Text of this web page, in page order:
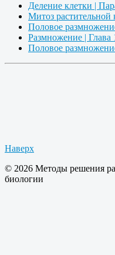
Деление клетки |
Митоз
Половое
Размножение | Глава
Половое
Наверх
© 2026 Методы решения
биологии